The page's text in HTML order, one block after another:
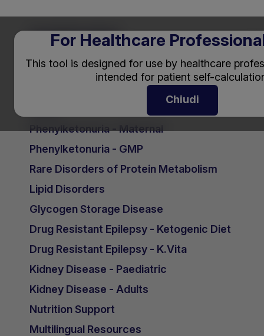
For Healthcare
This tool is designed for use by healthcare
intended for patient self-
Chiudi
DISORDER AREAS
Phenylketonuria - Children
Phenylketonuria - Adolescents and
Phenylketonuria - Maternal
Phenylketonuria - GMP
Rare Disorders of Protein Metabolism
Lipid Disorders
Glycogen Storage Disease
Drug Resistant Epilepsy - Ketogenic Diet
Drug Resistant Epilepsy - K.Vita
Kidney Disease - Paediatric
Kidney Disease - Adults
Nutrition Support
Multilingual Resources